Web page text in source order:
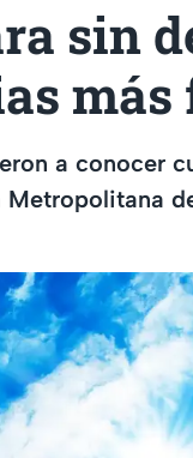
sin
más
a conocer